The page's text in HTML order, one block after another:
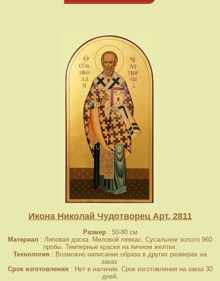
Икона Николай Чудотворец Арт. 2811
Размер: 50-80 см
Материал : Липовая доска. Меловой левкас. Сусальное золото 960
пробы. Темперные краски на яичном желтке.
Технология : Возможно написание образа в других размерах на
заказ.
Срок изготовления : Нет в наличии. Срок изготовления на заказ 30
дней.